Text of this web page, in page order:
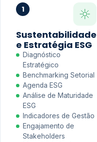
1
Sustentabilidade
e Estratégia ESG
Diagnóstico
Estratégico
Benchmarking Setorial
Agenda ESG
Análise de Maturidade
ESG
Indicadores de Gestão
Engajamento de
Stakeholders